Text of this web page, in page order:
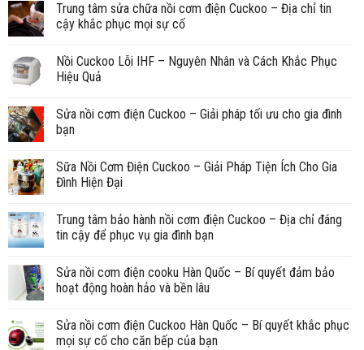
Trung tâm sửa chữa nồi cơm điện Cuckoo – Địa chỉ tin
cậy khắc phục mọi sự cố
Nồi Cuckoo Lỗi IHF – Nguyên Nhân và Cách Khắc Phục
Hiệu Quả
Sửa nồi cơm điện Cuckoo – Giải pháp tối ưu cho gia đình
bạn
Sữa Nồi Cơm Điện Cuckoo – Giải Pháp Tiện Ích Cho Gia
Đình Hiện Đại
Trung tâm bảo hành nồi cơm điện Cuckoo – Địa chỉ đáng
tin cậy để phục vụ gia đình bạn
Sửa nồi cơm điện cooku Hàn Quốc – Bí quyết đảm bảo
hoạt động hoàn hảo và bền lâu
Sửa nồi cơm điện Cuckoo Hàn Quốc – Bí quyết khắc phục
mọi sự cố cho căn bếp của bạn